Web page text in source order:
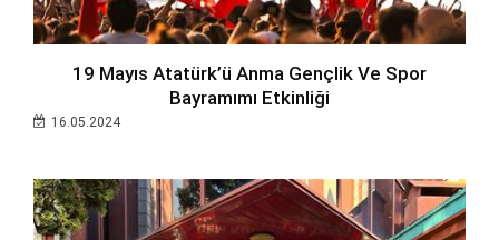
19 Mayıs Atatürk’ü Anma Gençlik Ve Spor
Bayramımı Etkinliği
16.05.2024